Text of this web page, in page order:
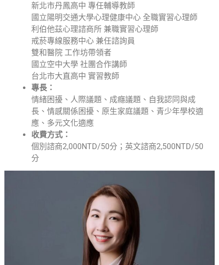
新北市丹鳳高中 專任輔導教師
國立陽明交通大學心理健康中心 全職實習心理師
利伯他茲心理諮商所 兼職實習心理師
戒菸專線服務中心 兼任諮詢員
雙和醫院 工作坊帶領者
國立空中大學 社團合作講師
台北市大直高中 實習教師
專長：
情緒困擾、人際議題、成癮議題、自我認同與成
長、情感關係困擾、原生家庭議題、青少年學校適
應、多元文化適應
收費方式：
個別諮商2,000NTD/50分；英文諮商2,500NTD/50
分